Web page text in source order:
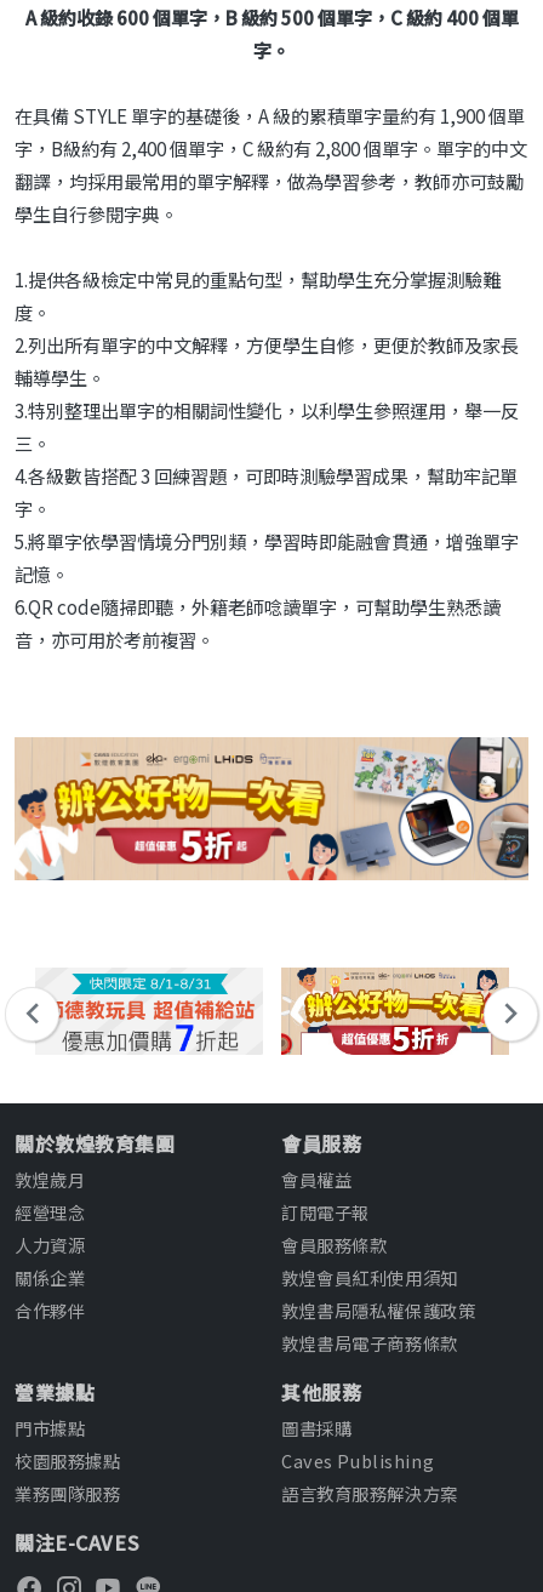
A 級約收錄 600 個單字，B 級約 500 個單字，C 級約 400 個單
字 。
在具備 STYLE 單字的基礎後，A 級的累積單字量約有 1,900 個單
字，B級約有 2,400 個單字，C 級約有 2,800 個單字。單字的中文
翻譯，均採用最常用的單字解釋，做為學習參考，教師亦可鼓勵
學生自行參閱字典。
1.提供各級檢定中常見的重點句型，幫助學生充分掌握測驗難
度。
2.列出所有單字的中文解釋，方便學生自修，更便於教師及家長
輔導學生。
3.特別整理出單字的相關詞性變化，以利學生參照運用，舉一反
三。
4.各級數皆搭配 3 回練習題，可即時測驗學習成果，幫助牢記單
字。
5.將單字依學習情境分門別類，學習時即能融會貫通，增強單字
記憶。
6.QR code隨掃即聽，外籍老師唸讀單字，可幫助學生熟悉讀
音，亦可用於考前複習。
關於敦煌教育集團
敦煌歲月
經營理念
人力資源
關係企業
合作夥伴
會員服務
會員權益
訂閱電子報
會員服務條款
敦煌會員紅利使用須知
敦煌書局隱私權保護政策
敦煌書局電子商務條款
營業據點
門市據點
校園服務據點
業務團隊服務
其他服務
圖書採購
Caves Publishing
語言教育服務解決方案
關注E-CAVES